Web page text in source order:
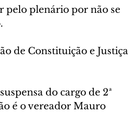
pelo plenário por não se
de Constituição e Justiça
do cargo de 2ª
é o vereador Mauro